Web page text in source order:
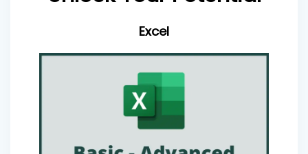
Excel